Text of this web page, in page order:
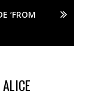
‘FROM
ALICE